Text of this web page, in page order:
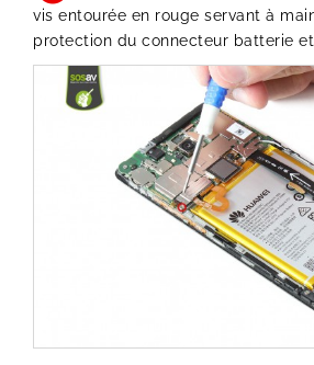
vis entourée en rouge servant à
protection du connecteur batterie et